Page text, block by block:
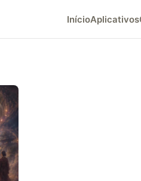
InícioAplicativos